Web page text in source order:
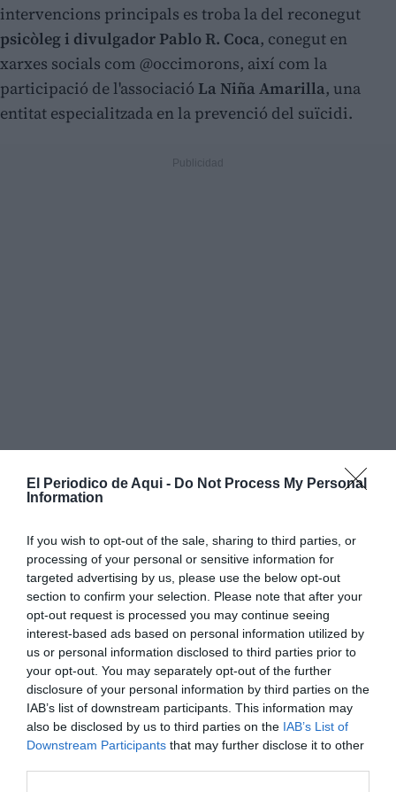
El Periodico de Aqui - Do Not Process My Personal
Information
If you wish to opt-out of the sale, sharing to third parties, or
processing of your personal or sensitive information for
targeted advertising by us, please use the below opt-out
section to confirm your selection. Please note that after your
opt-out request is processed you may continue seeing
interest-based ads based on personal information utilized by
us or personal information disclosed to third parties prior to
your opt-out. You may separately opt-out of the further
disclosure of your personal information by third parties on the
IAB’s list of downstream participants. This information may
also be disclosed by us to third parties on the IAB’s List of
Downstream Participants that may further disclose it to other
intervencions principals es troba la del reconegut
psicòleg i divulgador Pablo R. Coca, conegut en
xarxes socials com @occimorons, així com la
participació de l'associació La Niña Amarilla, una
entitat especialitzada en la prevenció del suïcidi.
L'esdeveniment compta amb el suport econòmic i
institucional de l' Institut Valencià de la Joventut
(IVAJ)i serà inaugurat oficialment pelpresident de la